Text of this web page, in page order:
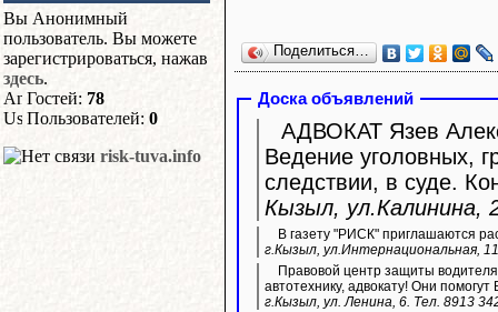
Вы Анонимный
пользователь. Вы можете
зарегистрироваться, нажав
здесь.
Гостей: 78
Пользователей: 0
risk-tuva.info
Поделиться…
Доска объявлений
АДВОКАТ Язев
Ведение уголовных,
следствии, в суде.
Кызыл, ул.Калинина,
В газету "РИСК" приглашаются
г.Кызыл, ул.Интернациональная,
Правовой центр защиты
автотехнику, адвокату! Они
г.Кызыл, ул. Ленина, 6. Тел. 8913